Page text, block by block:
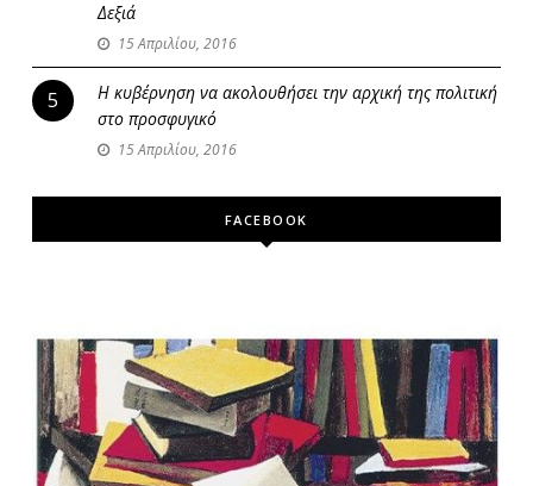
Δεξιά
15 Απριλίου, 2016
5
Η κυβέρνηση να ακολουθήσει την αρχική της πολιτική
στο προσφυγικό
15 Απριλίου, 2016
FACEBOOK